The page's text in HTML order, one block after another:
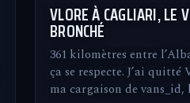
VLORE À CAGLIARI, LE
BRONCHÉ
361 kilomètres entre
ça se respecte. J’ai quitté
ma cargaison de vans_id,